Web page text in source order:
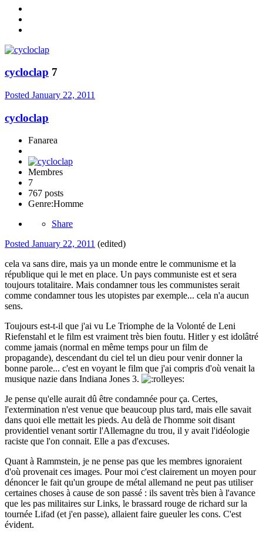
cycloclap 7
Posted January 22, 2011
cycloclap
Fanarea
Membres
7
767 posts
Genre:Homme
Share
Posted January 22, 2011 (edited)
cela va sans dire, mais ya un monde entre le communisme et la
république qui le met en place. Un pays communiste est et sera
toujours totalitaire. Mais condamner tous les communistes serait
comme condamner tous les utopistes par exemple... cela n'a aucun
sens.
Toujours est-t-il que j'ai vu Le Triomphe de la Volonté de Leni
Riefenstahl et le film est vraiment très bien foutu. Hitler y est idolâtré
comme jamais (normal en même temps pour un film de
propagande), descendant du ciel tel un dieu pour venir donner la
bonne parole... c'est en voyant le film que j'ai compris d'où venait la
musique nazie dans Indiana Jones 3.
Je pense qu'elle aurait dû être condamnée pour ça. Certes,
l'extermination n'est venue que beaucoup plus tard, mais elle savait
dans quoi elle mettait les pieds. Au delà de l'homme soit disant
providentiel venant sortir l'Allemagne du trou, il y avait l'idéologie
raciste que l'on connait. Elle a pas d'excuses.
Quant à Rammstein, je ne pense pas que les membres ignoraient
d'où provenait ces images. Pour moi c'est clairement un moyen pour
dénoncer le fait qu'un groupe de métal allemand ne peut pas utiliser
certaines choses à cause de son passé : ils savent très bien à l'avance
que les pas militaires sur Links, le brassard rouge de richard sur la
tournée Lifad (et j'en passe), allaient faire gueuler les cons. C'est
évident.